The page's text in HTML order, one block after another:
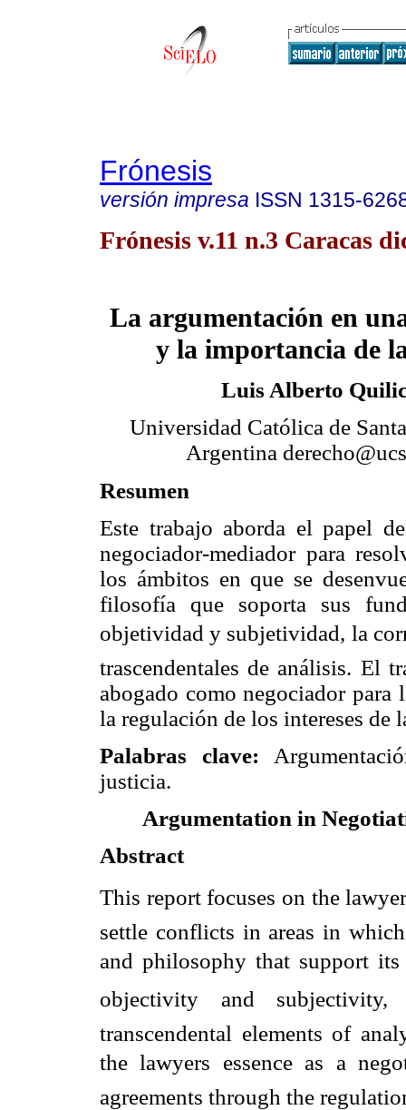
Frónesis
versión impresa ISSN 1315-
Frónesis v.11 n.3 Caracas
La argumentación en
y la importancia de
Luis Alberto
Universidad Católica de
Argentina
Resumen
Este trabajo aborda el papel
negociador-mediador para
los ámbitos en que se
filosofía que soporta sus
objetividad y subjetividad, la
trascendentales de análisis. El
abogado como negociador para
la regulación de los intereses de
Palabras clave:
justicia.
Argumentation in
Abstract
This report focuses on the
settle conflicts in areas in
and philosophy that support its
objectivity and
transcendental elements of
the lawyers essence as a
agreements through the